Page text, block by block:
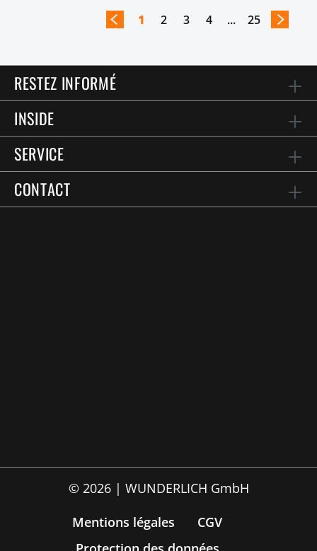
1 2 3 4 ... 25
RESTEZ INFORMÉ
INSIDE
SERVICE
CONTACT
© 2026 | WUNDERLICH GmbH
Mentions légales
CGV